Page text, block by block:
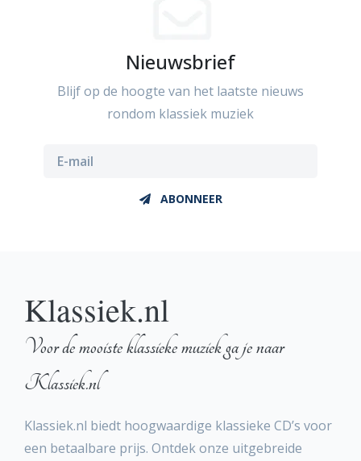
Nieuwsbrief
Blijf op de hoogte van het laatste nieuws
rondom klassiek muziek
ABONNEER
Klassiek.nl
Voor de mooiste klassieke muziek ga je naar
Klassiek.nl
Klassiek.nl biedt hoogwaardige klassieke CD’s voor
een betaalbare prijs. Ontdek onze uitgebreide